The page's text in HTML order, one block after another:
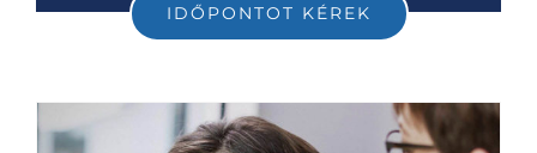
IDŐPONTOT KÉREK